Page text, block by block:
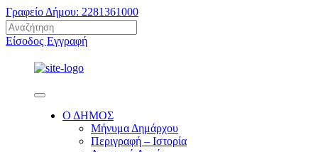
Γραφείο Δήμου: 2281361000
Είσοδος Εγγραφή
Ο ΔΗΜΟΣ
Μήνυμα Δημάρχου
Περιγραφή – Ιστορία